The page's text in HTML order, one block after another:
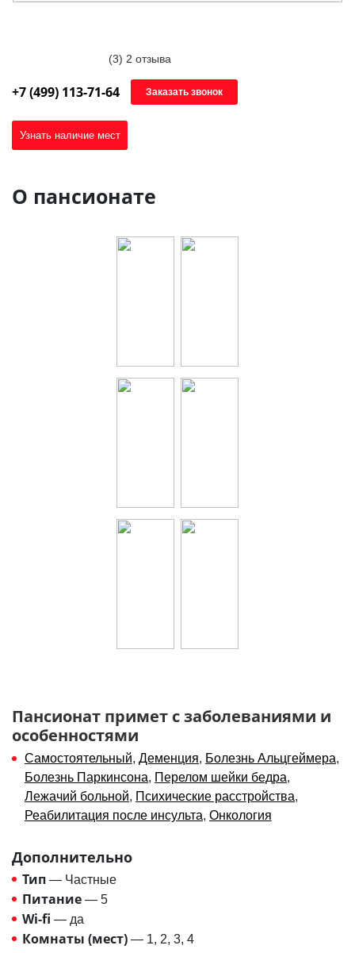
(3) 2 отзыва
+7 (499) 113-71-64 Заказать звонок
Узнать наличие мест
О пансионате
Пансионат примет с заболеваниями и
особенностями
Самостоятельный, Деменция, Болезнь Альцгеймера,
Болезнь Паркинсона, Перелом шейки бедра,
Лежачий больной, Психические расстройства,
Реабилитация после инсульта, Онкология
Дополнительно
Тип — Частные
Питание — 5
Wi-fi — да
Комнаты (мест) — 1, 2, 3, 4